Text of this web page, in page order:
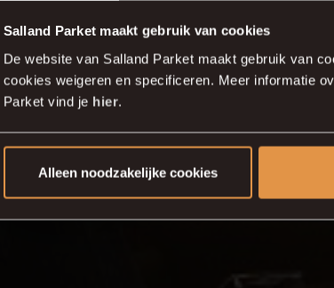
Salland Parket maakt gebruik van cookies
De website van Salland Parket maakt gebruik van
cookies weigeren en specificeren. Meer informatie
Parket vind je hier.
Alleen noodzakelijke cookies
Di
in